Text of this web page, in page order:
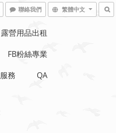
聯絡我們 繁體中文
露營用品出租
FB粉絲專業
務 QA